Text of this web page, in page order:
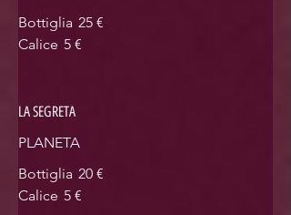
Bottiglia 25 €
Calice 5 €
LA SEGRETA
PLANETA
Bottiglia 20 €
Calice 5 €